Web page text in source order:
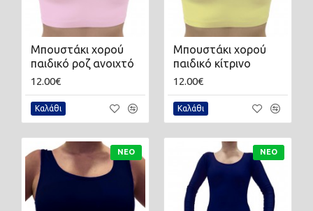
Μπουστάκι χορού
παιδικό ροζ ανοιχτό
12.00€
Καλάθι
Μπουστάκι χορού
παιδικό κίτρινο
12.00€
Καλάθι
ΝΈΟ ΝΈΟ